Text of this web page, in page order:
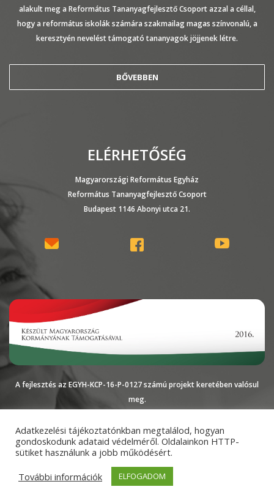
alakult meg a Református Tananyagfejlesztő Csoport azzal a céllal,
hogy a református iskolák számára szakmailag magas színvonalú, a
keresztyén nevelést támogató tananyagok jöjjenek létre.
BŐVEBBEN
ELÉRHETŐSÉG
Magyarországi Református Egyház
Református Tananyagfejlesztő Csoport
Budapest 1146 Abonyi utca 21.
A fejlesztés az EGYH-KCP-16-P-0127 számú projekt keretében valósul
meg.
Magyarországi
Református Egyház
Impresszum
Adatkezelési
tájékoztató
Adatkezelési tájékoztatónkban megtalálod, hogyan
gondoskodunk adataid védelméről. Oldalainkon HTTP-
sütiket használunk a jobb működésért.
További információk
ELFOGADOM